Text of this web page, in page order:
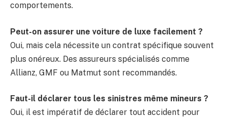
comportements.
Peut-on assurer une voiture de luxe facilement ?
Oui, mais cela nécessite un contrat spécifique souvent
plus onéreux. Des assureurs spécialisés comme
Allianz, GMF ou Matmut sont recommandés.
Faut-il déclarer tous les sinistres même mineurs ?
Oui, il est impératif de déclarer tout accident pour